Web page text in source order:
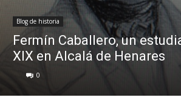
Blog de historia
Fermín Caballero, un
XIX en Alcalá de Henares
0